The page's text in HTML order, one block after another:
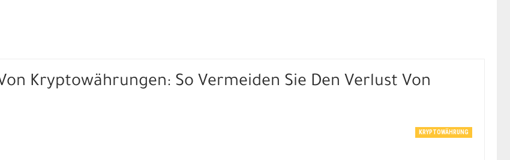
Kryptowährungen: So Vermeiden Sie Den Verlust Von
KRYPTOWÄHRUNG